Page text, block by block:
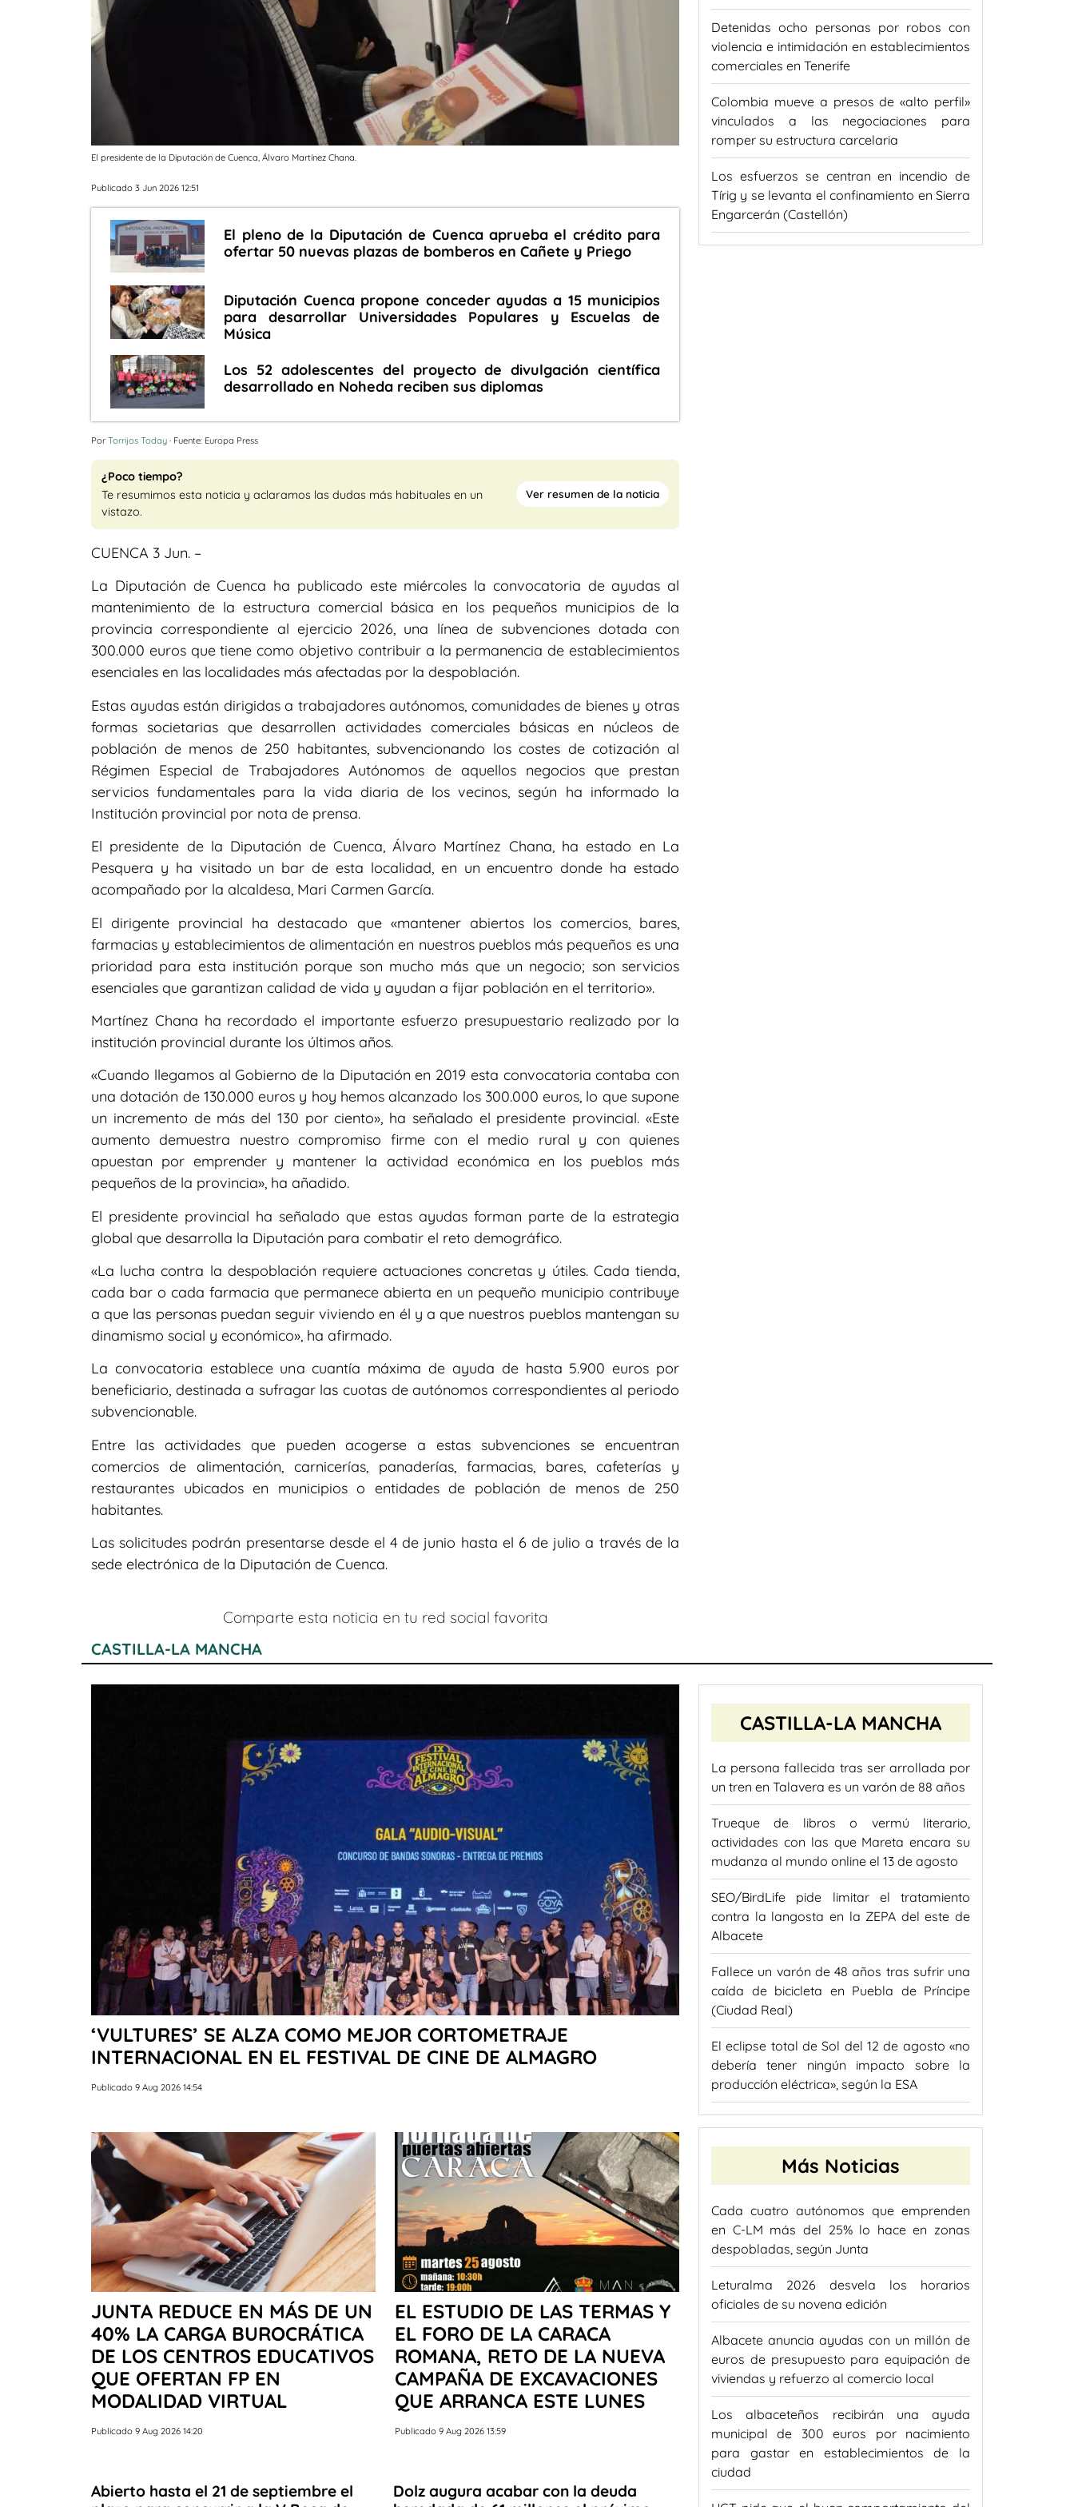
El presidente de la Diputación de Cuenca, Álvaro Martínez Chana.
Publicado 3 Jun 2026 12:51
El pleno de la Diputación de Cuenca aprueba el crédito para
ofertar 50 nuevas plazas de bomberos en Cañete y Priego
Diputación Cuenca propone conceder ayudas a 15 municipios
para desarrollar Universidades Populares y Escuelas de
Música
Los 52 adolescentes del proyecto de divulgación científica
desarrollado en Noheda reciben sus diplomas
Por Torrijos Today · Fuente: Europa Press
¿Poco tiempo?
Te resumimos esta noticia y aclaramos las dudas más habituales en un
vistazo.
Ver resumen de la noticia
CUENCA 3 Jun. –
La Diputación de Cuenca ha publicado este miércoles la convocatoria de ayudas al
mantenimiento de la estructura comercial básica en los pequeños municipios de la
provincia correspondiente al ejercicio 2026, una línea de subvenciones dotada con
300.000 euros que tiene como objetivo contribuir a la permanencia de establecimientos
esenciales en las localidades más afectadas por la despoblación.
Estas ayudas están dirigidas a trabajadores autónomos, comunidades de bienes y otras
formas societarias que desarrollen actividades comerciales básicas en núcleos de
población de menos de 250 habitantes, subvencionando los costes de cotización al
Régimen Especial de Trabajadores Autónomos de aquellos negocios que prestan
servicios fundamentales para la vida diaria de los vecinos, según ha informado la
Institución provincial por nota de prensa.
El presidente de la Diputación de Cuenca, Álvaro Martínez Chana, ha estado en La
Pesquera y ha visitado un bar de esta localidad, en un encuentro donde ha estado
acompañado por la alcaldesa, Mari Carmen García.
El dirigente provincial ha destacado que «mantener abiertos los comercios, bares,
farmacias y establecimientos de alimentación en nuestros pueblos más pequeños es una
prioridad para esta institución porque son mucho más que un negocio; son servicios
esenciales que garantizan calidad de vida y ayudan a fijar población en el territorio».
Martínez Chana ha recordado el importante esfuerzo presupuestario realizado por la
institución provincial durante los últimos años.
«Cuando llegamos al Gobierno de la Diputación en 2019 esta convocatoria contaba con
una dotación de 130.000 euros y hoy hemos alcanzado los 300.000 euros, lo que supone
un incremento de más del 130 por ciento», ha señalado el presidente provincial. «Este
aumento demuestra nuestro compromiso firme con el medio rural y con quienes
apuestan por emprender y mantener la actividad económica en los pueblos más
pequeños de la provincia», ha añadido.
El presidente provincial ha señalado que estas ayudas forman parte de la estrategia
global que desarrolla la Diputación para combatir el reto demográfico.
«La lucha contra la despoblación requiere actuaciones concretas y útiles. Cada tienda,
cada bar o cada farmacia que permanece abierta en un pequeño municipio contribuye
a que las personas puedan seguir viviendo en él y a que nuestros pueblos mantengan su
dinamismo social y económico», ha afirmado.
La convocatoria establece una cuantía máxima de ayuda de hasta 5.900 euros por
beneficiario, destinada a sufragar las cuotas de autónomos correspondientes al periodo
subvencionable.
Entre las actividades que pueden acogerse a estas subvenciones se encuentran
comercios de alimentación, carnicerías, panaderías, farmacias, bares, cafeterías y
restaurantes ubicados en municipios o entidades de población de menos de 250
habitantes.
Las solicitudes podrán presentarse desde el 4 de junio hasta el 6 de julio a través de la
sede electrónica de la Diputación de Cuenca.
Comparte esta noticia en tu red social favorita
Detenidas ocho personas por robos con
violencia e intimidación en establecimientos
comerciales en Tenerife
Colombia mueve a presos de «alto perfil»
vinculados a las negociaciones para
romper su estructura carcelaria
Los esfuerzos se centran en incendio de
Tírig y se levanta el confinamiento en Sierra
Engarcerán (Castellón)
CASTILLA-LA MANCHA
‘VULTURES’ SE ALZA COMO MEJOR CORTOMETRAJE
INTERNACIONAL EN EL FESTIVAL DE CINE DE ALMAGRO
Publicado 9 Aug 2026 14:54
JUNTA REDUCE EN MÁS DE UN
40% LA CARGA BUROCRÁTICA
DE LOS CENTROS EDUCATIVOS
QUE OFERTAN FP EN
MODALIDAD VIRTUAL
Publicado 9 Aug 2026 14:20
EL ESTUDIO DE LAS TERMAS Y
EL FORO DE LA CARACA
ROMANA, RETO DE LA NUEVA
CAMPAÑA DE EXCAVACIONES
QUE ARRANCA ESTE LUNES
Publicado 9 Aug 2026 13:59
Abierto hasta el 21 de septiembre el
Dolz augura acabar con la deuda
CASTILLA-LA MANCHA
La persona fallecida tras ser arrollada por
un tren en Talavera es un varón de 88 años
Trueque de libros o vermú literario,
actividades con las que Mareta encara su
mudanza al mundo online el 13 de agosto
SEO/BirdLife pide limitar el tratamiento
contra la langosta en la ZEPA del este de
Albacete
Fallece un varón de 48 años tras sufrir una
caída de bicicleta en Puebla de Príncipe
(Ciudad Real)
El eclipse total de Sol del 12 de agosto «no
debería tener ningún impacto sobre la
producción eléctrica», según la ESA
Más Noticias
Cada cuatro autónomos que emprenden
en C-LM más del 25% lo hace en zonas
despobladas, según Junta
Leturalma 2026 desvela los horarios
oficiales de su novena edición
Albacete anuncia ayudas con un millón de
euros de presupuesto para equipación de
viviendas y refuerzo al comercio local
Los albaceteños recibirán una ayuda
municipal de 300 euros por nacimiento
para gastar en establecimientos de la
ciudad